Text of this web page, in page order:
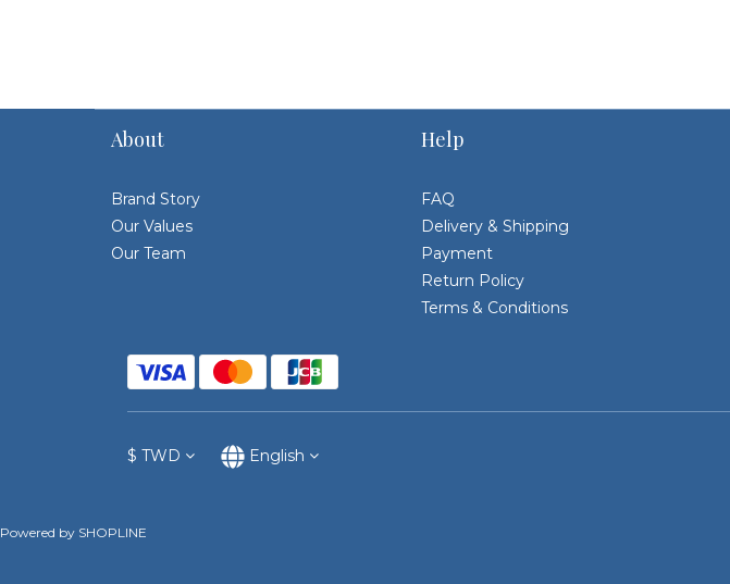
About
Brand Story
Our Values
Our Team
Help
FAQ
Delivery & Shipping
Payment
Return Policy
Terms & Conditions
$ TWD English
Powered by SHOPLINE